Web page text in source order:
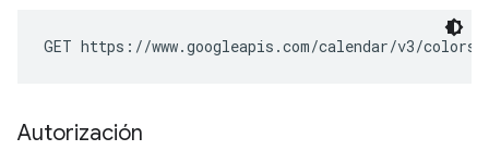
GET https://www.googleapis.com/calendar/v3/colors
Autorización